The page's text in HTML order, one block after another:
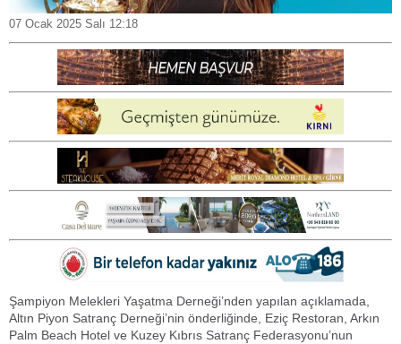
07 Ocak 2025 Salı 12:18
Şampiyon Melekleri Yaşatma Derneği’nden yapılan açıklamada,
Altın Piyon Satranç Derneği’nin önderliğinde, Eziç Restoran, Arkın
Palm Beach Hotel ve Kuzey Kıbrıs Satranç Federasyonu’nun